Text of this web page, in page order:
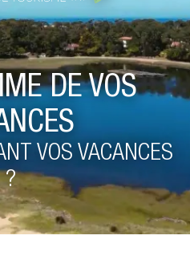
DE VOS
VOS VACANCES
?